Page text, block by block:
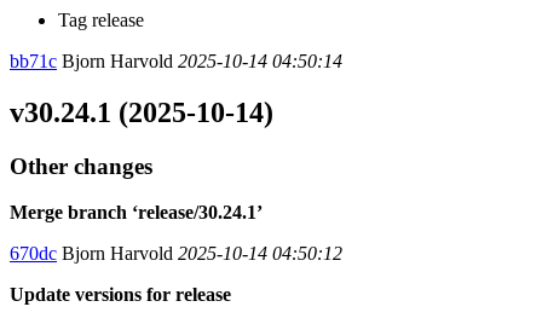
Tag release
bb71c Bjorn Harvold 2025-10-14 04:50:14
v30.24.1 (2025-10-14)
Other changes
Merge branch ‘release/30.24.1’
670dc Bjorn Harvold 2025-10-14 04:50:12
Update versions for release